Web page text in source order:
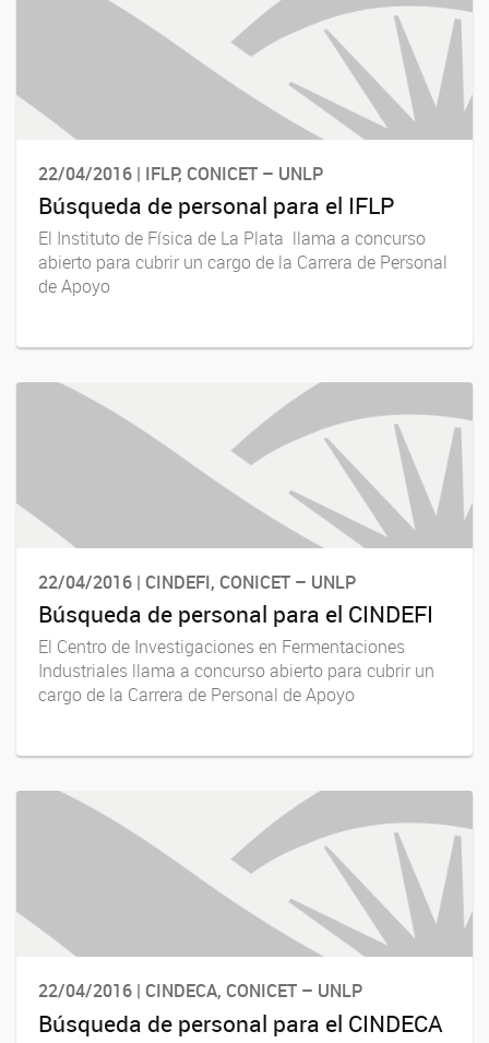
22/04/2016 | IFLP, CONICET – UNLP
Búsqueda de personal para el IFLP
El Instituto de Física de La Plata llama a concurso
abierto para cubrir un cargo de la Carrera de Personal
de Apoyo
22/04/2016 | CINDEFI, CONICET – UNLP
Búsqueda de personal para el CINDEFI
El Centro de Investigaciones en Fermentaciones
Industriales llama a concurso abierto para cubrir un
cargo de la Carrera de Personal de Apoyo
22/04/2016 | CINDECA, CONICET – UNLP
Búsqueda de personal para el CINDECA